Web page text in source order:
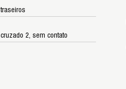
2, sem contato